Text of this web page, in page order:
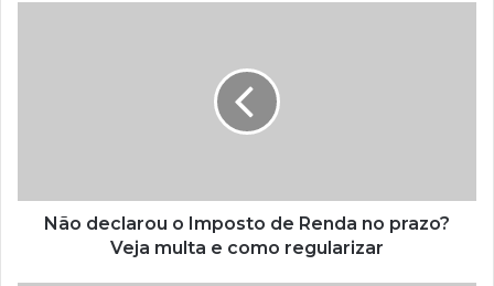
Não declarou o Imposto de Renda no prazo?
Veja multa e como regularizar